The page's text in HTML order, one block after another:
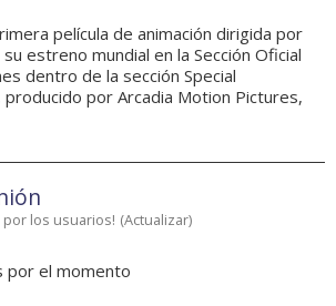
película de animación dirigida por
estreno mundial en la Sección Oficial
dentro de la sección Special
producido por Arcadia Motion Pictures,
los usuarios! (Actualizar)
por el momento